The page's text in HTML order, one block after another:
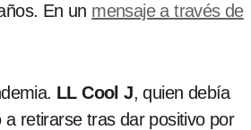
En un mensaje a través de
LL Cool J, quien debía
a retirarse tras dar positivo por